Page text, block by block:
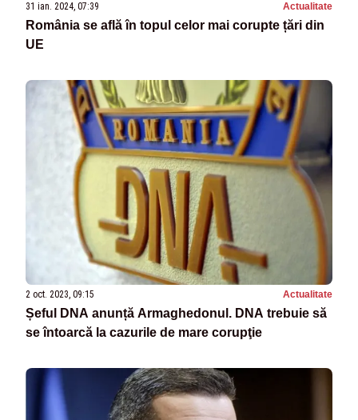
31 ian. 2024, 07:39 Actualitate
România se află în topul celor mai corupte țări din
UE
2 oct. 2023, 09:15 Actualitate
Șeful DNA anunță Armaghedonul. DNA trebuie să
se întoarcă la cazurile de mare corupţie